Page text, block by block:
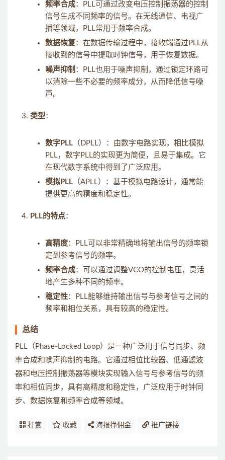
频率合成：PLL可通过改变电压控制振荡器的控制
信号生成不同频率的信号。在无线通信、电视广
播等领域，PLL常用于频率合成。
数据恢复 ：在数据传输过程中，接收端通过PLL从
接收到的信号中提取时钟信号，用于恢复数据。
噪声抑制 ：PLL也用于噪声抑制，通过锁定环路可
以消除一些不必要的频率成分，从而降低信号噪
声。
类型：
数字PLL （DPLL）：由数字电路实现，相比模拟
PLL，数字PLL的实现更为简便，且易于集成。它
在现代数字系统中得到了广泛应用。
模拟PLL （APLL）：基于模拟电路设计，通常能
提供更高的精度和稳定性。
PLL的特点：
高精度：PLL可以非常精确地将输出信号的频率锁
定到参考信号的频率。
频率合成：可以通过调整VCO的控制电压，灵活
地产生多种不同的频率。
稳定性：PLL能够维持输出信号与参考信号之间的
频率和相位关系，具有较高的稳定性。
总结
PLL（Phase-Locked Loop）是一种广泛用于信号同步、频
率合成和噪声抑制的电路。它通过相位比较器、低通滤波
器和电压控制振荡器等模块实现输入信号与参考信号的频
率和相位同步，具有高精度和稳定性，广泛应用于时钟同
步、数据恢复和频率合成等领域。
打赏 收藏 海报挣佣金 推广链接